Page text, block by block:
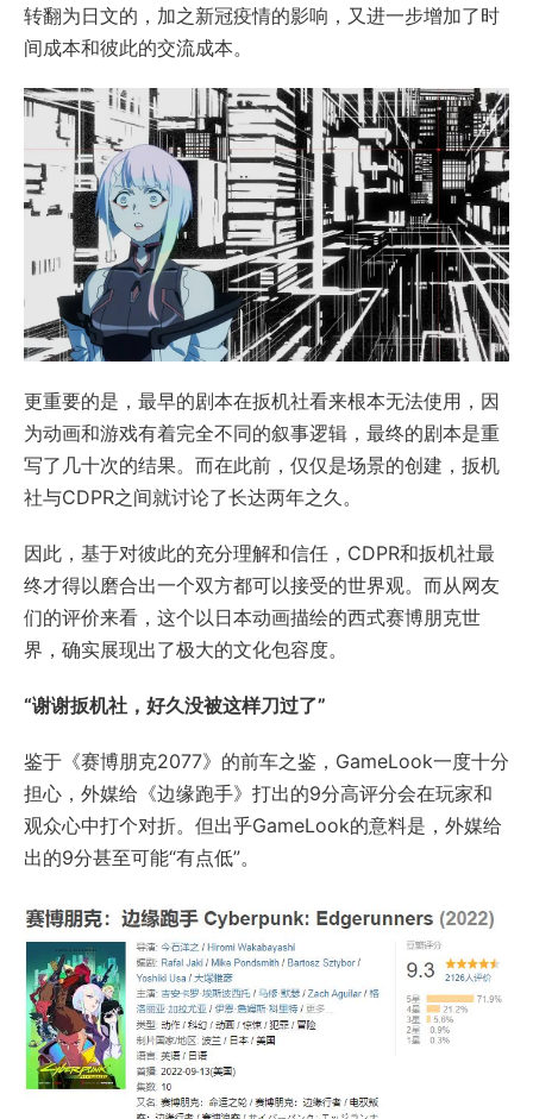
转翻为日文的，加之新冠疫情的影响，又进一步增加了时
间成本和彼此的交流成本。
更重要的是，最早的剧本在扳机社看来根本无法使用，因
为动画和游戏有着完全不同的叙事逻辑，最终的剧本是重
写了几十次的结果。而在此前，仅仅是场景的创建，扳机
社与CDPR之间就讨论了长达两年之久。
因此，基于对彼此的充分理解和信任，CDPR和扳机社最
终才得以磨合出一个双方都可以接受的世界观。而从网友
们的评价来看，这个以日本动画描绘的西式赛博朋克世
界，确实展现出了极大的文化包容度。
“谢谢扳机社，好久没被这样刀过了”
鉴于《赛博朋克2077》的前车之鉴，GameLook一度十分
担心，外媒给《边缘跑手》打出的9分高评分会在玩家和
观众心中打个对折。但出乎GameLook的意料是，外媒给
出的9分甚至可能“有点低”。